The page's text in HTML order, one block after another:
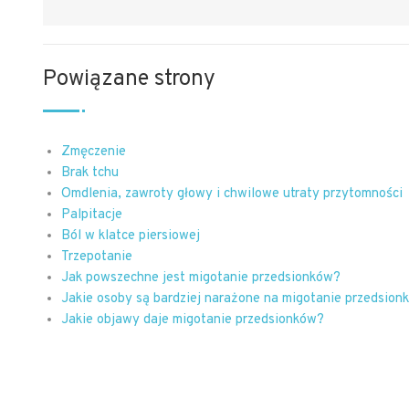
Powiązane strony
Zmęczenie
Brak tchu
Omdlenia, zawroty głowy i chwilowe utraty przytomności
Palpitacje
Ból w klatce piersiowej
Trzepotanie
Jak powszechne jest migotanie przedsionków?
Jakie osoby są bardziej narażone na migotanie
Jakie objawy daje migotanie przedsionków?